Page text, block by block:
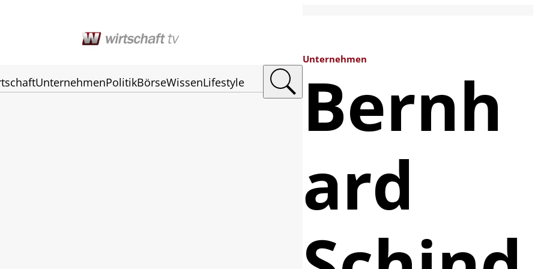
UnternehmenPolitikBörseWissenLifestyle
Unternehmen
Bernh
ard